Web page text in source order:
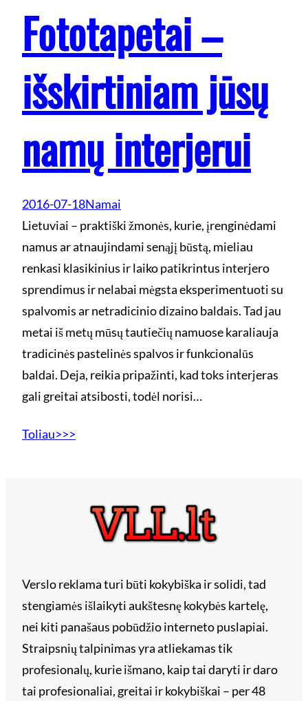
Fototapetai –
išskirtiniam jūsų
namų interjerui
2016-07-18Namai
Lietuviai – praktiški žmonės, kurie, įrenginėdami
namus ar atnaujindami senąjį būstą, mieliau
renkasi klasikinius ir laiko patikrintus interjero
sprendimus ir nelabai mėgsta eksperimentuoti su
spalvomis ar netradicinio dizaino baldais. Tad jau
metai iš metų mūsų tautiečių namuose karaliauja
tradicinės pastelinės spalvos ir funkcionalūs
baldai. Deja, reikia pripažinti, kad toks interjeras
gali greitai atsibosti, todėl norisi…
Toliau>>>
Verslo reklama turi būti kokybiška ir solidi, tad
stengiamės išlaikyti aukštesnę kokybės kartelę,
nei kiti panašaus pobūdžio interneto puslapiai.
Straipsnių talpinimas yra atliekamas tik
profesionalų, kurie išmano, kaip tai daryti ir daro
tai profesionaliai, greitai ir kokybiškai – per 48